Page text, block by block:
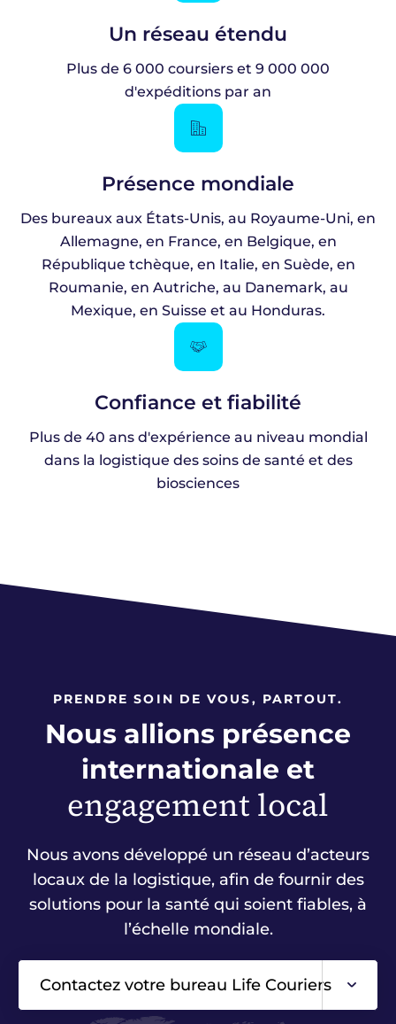
Un réseau étendu
Plus de 6 000 coursiers et 9 000 000
d'expéditions par an
Présence mondiale
Des bureaux aux États-Unis, au Royaume-Uni, en
Allemagne, en France, en Belgique, en
République tchèque, en Italie, en Suède, en
Roumanie, en Autriche, au Danemark, au
Mexique, en Suisse et au Honduras.
Confiance et fiabilité
Plus de 40 ans d'expérience au niveau mondial
dans la logistique des soins de santé et des
biosciences
PRENDRE SOIN DE VOUS, PARTOUT.
Nous allions présence
internationale et
engagement local
Nous avons développé un réseau d’acteurs
locaux de la logistique, afin de fournir des
solutions pour la santé qui soient fiables, à
l’échelle mondiale.
Contactez votre bureau Life Couriers